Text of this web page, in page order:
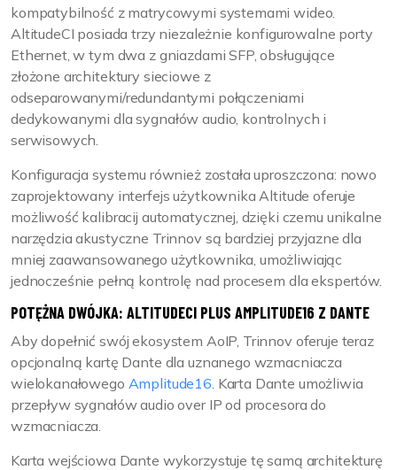
kompatybilność z matrycowymi systemami wideo.
AltitudeCI posiada trzy niezależnie konfigurowalne porty
Ethernet, w tym dwa z gniazdami SFP, obsługujące
złożone architektury sieciowe z
odseparowanymi/redundantymi połączeniami
dedykowanymi dla sygnałów audio, kontrolnych i
serwisowych.
Konfiguracja systemu również została uproszczona: nowo
zaprojektowany interfejs użytkownika Altitude oferuje
możliwość kalibracij automatycznej, dzięki czemu unikalne
narzędzia akustyczne Trinnov są bardziej przyjazne dla
mniej zaawansowanego użytkownika, umożliwiając
jednocześnie pełną kontrolę nad procesem dla ekspertów.
POTĘŻNA DWÓJKA: ALTITUDECI PLUS AMPLITUDE16 Z DANTE
Aby dopełnić swój ekosystem AoIP, Trinnov oferuje teraz
opcjonalną kartę Dante dla uznanego wzmacniacza
wielokanałowego Amplitude16. Karta Dante umożliwia
przepływ sygnałów audio over IP od procesora do
wzmacniacza.
Karta wejściowa Dante wykorzystuje tę samą architekturę